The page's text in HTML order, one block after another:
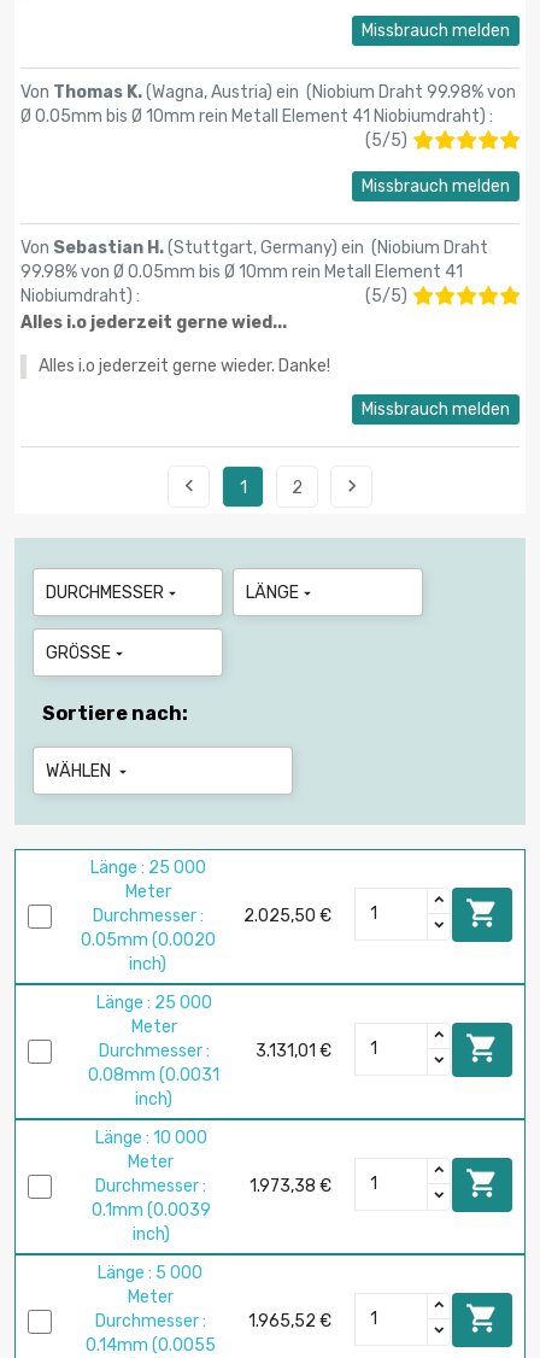
Missbrauch melden
Von Thomas K.(Wagna, Austria) ein (Niobium Draht 99.98% von
Ø 0.05mm bis Ø 10mm rein Metall Element 41 Niobiumdraht) :
(5/5)
Missbrauch melden
Von Sebastian H.(Stuttgart, Germany) ein (Niobium Draht
99.98% von Ø 0.05mm bis Ø 10mm rein Metall Element 41
Niobiumdraht) : (5/5)
Alles i.o jederzeit gerne wied...
Alles i.o jederzeit gerne wieder. Danke!
Missbrauch melden
 1 2 
DURCHMESSER  LÄNGE 
GRÖSSE 
Sortiere nach:
WÄHLEN 
Länge : 25 000
Meter
Durchmesser :
0.05mm (0.0020
inch)
2.025,50 € 
Länge : 25 000
Meter
Durchmesser :
0.08mm (0.0031
inch)
3.131,01 € 
Länge : 10 000
Meter
Durchmesser :
0.1mm (0.0039
inch)
1.973,38 € 
Länge : 5 000
Meter
Durchmesser :
0.14mm (0.0055
1.965,52 € 